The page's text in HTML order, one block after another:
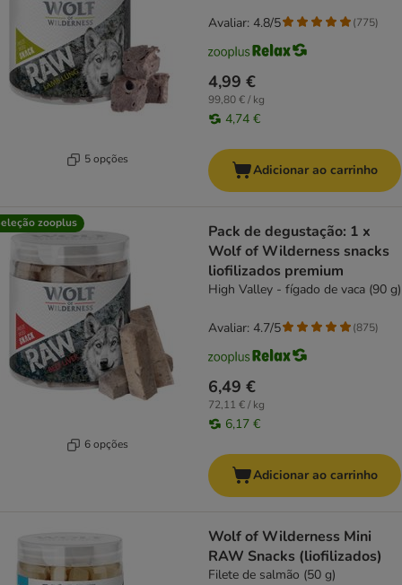
5 opções
4,99 €
99,80 € / kg
4,74 €
Avaliar: 4.8/5 (775)
Adicionar ao carrinho
zooplus
6 opções
Pack de degustação: 1 x
Wolf of Wilderness snacks
liofilizados premium
High Valley - fígado de vaca (90 g)
6,49 €
72,11 € / kg
6,17 €
Avaliar: 4.7/5 (875)
Adicionar ao carrinho
Wolf of Wilderness Mini
RAW Snacks (liofilizados)
Filete de salmão (50 g)